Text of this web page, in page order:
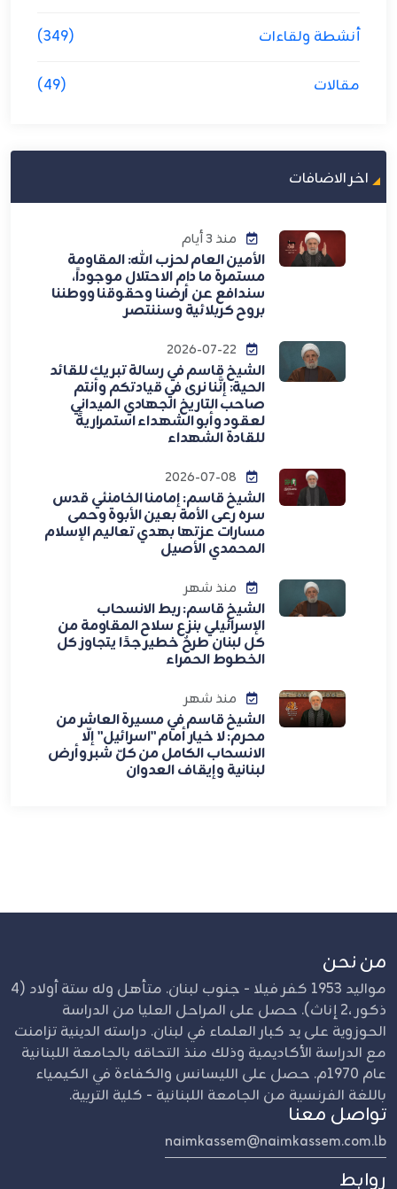
أنشطة ولقاءات (349)
مقالات (49)
اخر الاضافات
منذ 3 أيام
الأمين العام لحزب الله: المقاومة
مستمرة ما دام الاحتلال موجوداً،
سندافع عن أرضنا وحقوقنا ووطننا
بروح كربلائية وسننتصر
الشيخ قاسم في رسالة تبريك للقائد
الحية: إنَّنا نرى في قيادتكم وأنتم
صاحب التاريخ الجهادي الميداني
لعقود وأبو الشهداء استمراريةً
للقادة الشهداء
الشيخ قاسم: إمامنا الخامنئي قدس
سره رعى الأمة بعين الأبوة وحمى
مسارات عزتها بهدي تعاليم الإسلام
المحمدي الأصيل
منذ شهر
الشيخ قاسم: ربط الانسحاب
الإسرائيلي بنزع سلاح المقاومة من
كل لبنان طرحٌ خطير جدًا يتجاوز كل
الخطوط الحمراء
منذ شهر
الشيخ قاسم في مسيرة العاشر من
محرم: لا خيار أمام "اسرائيل" إلّا
الانسحاب الكامل من كلّ شبر وأرض
لبنانية وإيقاف العدوان
من نحن
مواليد 1953 كفر فيلا - جنوب لبنان. متأهل وله ستة أولاد (4
ذكور ،2 إناث). حصل على المراحل العليا من الدراسة
الحوزوية على يد كبار العلماء في لبنان. دراسته الدينية تزامنت
مع الدراسة الأكاديمية وذلك منذ التحاقه بالجامعة اللبنانية
عام 1970م. حصل على الليسانس والكفاءة في الكيمياء
باللغة الفرنسية من الجامعة اللبنانية - كلية التربية.
تواصل معنا
naimkassem@naimkassem.com.lb
روابط